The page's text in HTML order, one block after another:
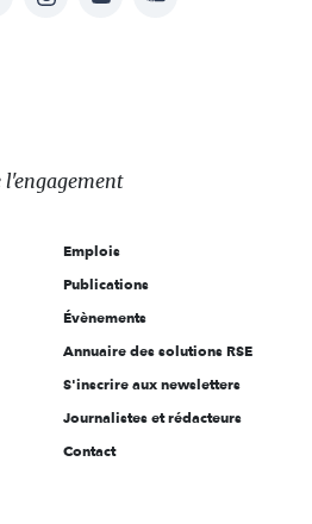
l'engagement
Emplois
Publications
Évènements
Annuaire des solutions RSE
S'inscrire aux newsletters
Journalistes et rédacteurs
Contact